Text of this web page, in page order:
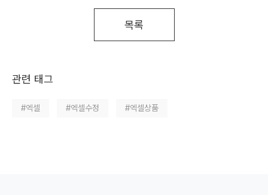
목록
관련 태그
#엑셀 #엑셀수정 #엑셀상품